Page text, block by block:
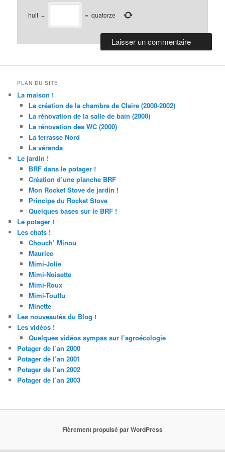
huit + = quatorze
PLAN DU SITE
La maison !
La création de la chambre de Claire (2000-2002)
La rénovation de la salle de bain (2000)
La rénovation des WC (2000)
La terrasse Nord
La véranda
Le jardin !
BRF dans le potager !
Création d’une planche BRF
Mon Rocket Stove de jardin !
Principe du Rocket Stove
Quelques bases sur le BRF !
Le potager !
Les chats !
Chouch’ Minou
Maurice
Mimi-Jolie
Mimi-Noisette
Mimi-Roux
Mimi-Touffu
Minette
Les nouveautés du Blog !
Les vidéos !
Quelques vidéos sympas sur l’agroécologie
Potager de l’an 2000
Potager de l’an 2001
Potager de l’an 2002
Potager de l’an 2003
Fièrement propulsé par WordPress